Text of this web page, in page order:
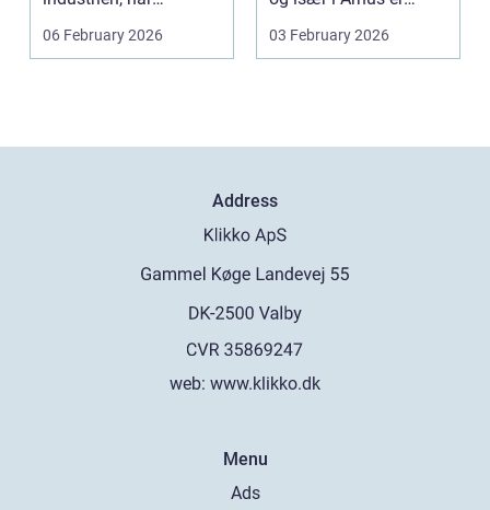
konstruktioner,
svejsninger og k...
06 February 2026
udbuddet vokset
03 February 2026
Address
web: www.klikko.dk
Menu
Ads